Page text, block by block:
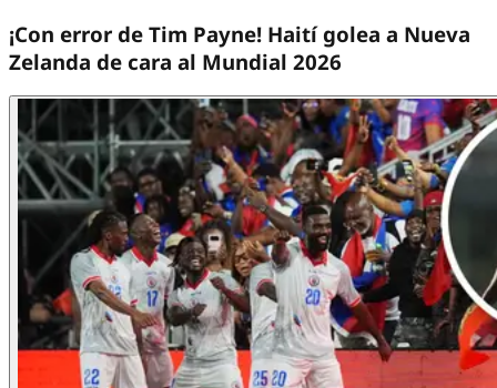
¡Con error de Tim Payne! Haití golea a Nueva
Zelanda de cara al Mundial 2026